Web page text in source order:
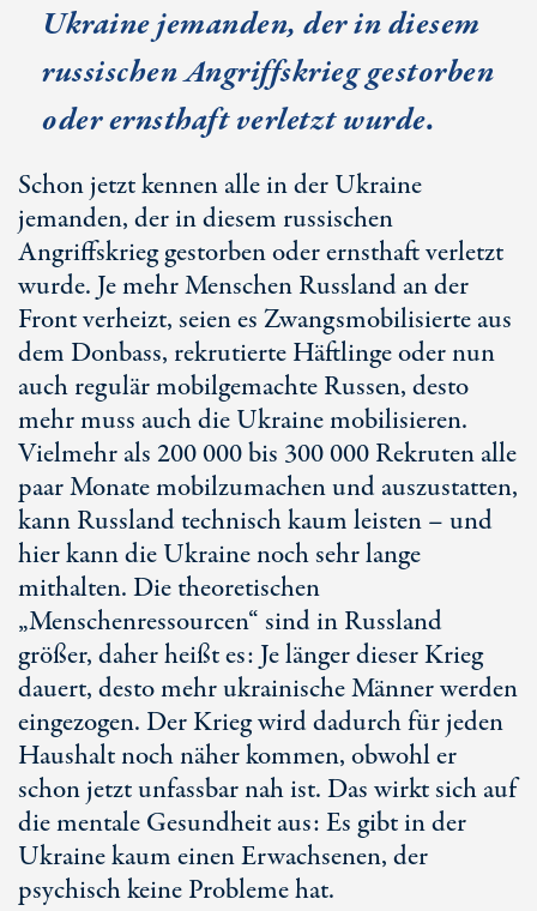
Ukraine jemanden, der in diesem
russischen Angriffskrieg gestorben
oder ernsthaft verletzt wurde.
Schon jetzt kennen alle in der Ukraine
jemanden, der in diesem russischen
Angriffskrieg gestorben oder ernsthaft verletzt
wurde. Je mehr Menschen Russland an der
Front verheizt, seien es Zwangsmobilisierte aus
dem Donbass, rekrutierte Häftlinge oder nun
auch regulär mobilgemachte Russen, desto
mehr muss auch die Ukraine mobilisieren.
Vielmehr als 200 000 bis 300 000 Rekruten alle
paar Monate mobilzumachen und auszustatten,
kann Russland technisch kaum leisten – und
hier kann die Ukraine noch sehr lange
mithalten. Die theoretischen
„Menschenressourcen“ sind in Russland
größer, daher heißt es: Je länger dieser Krieg
dauert, desto mehr ukrainische Männer werden
eingezogen. Der Krieg wird dadurch für jeden
Haushalt noch näher kommen, obwohl er
schon jetzt unfassbar nah ist. Das wirkt sich auf
die mentale Gesundheit aus: Es gibt in der
Ukraine kaum einen Erwachsenen, der
psychisch keine Probleme hat.